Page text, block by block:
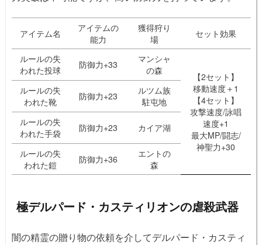
アイテム名
アイテムの
能力
獲得狩り
場
セット効果
ルールの失
われた投球
防御力+33
マンシャ
の森
【2セット】
移動速度＋1
【4セット】
攻撃速度/詠唱
速度+1
最大MP/闘志/
神聖力+30
ルールの失
われた靴
防御力+23
ルツム族
駐屯地
ルールの失
われた手袋
防御力+23 カイア湖
ルールの失
われた鎧
防御力+36
エントの
森
極デルパード・カスティリオンの虐殺武器
闇の精霊の贈り物の依頼を介してデルパード・カスティ